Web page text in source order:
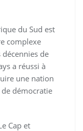
du Sud est
complexe
décennies de
a réussi à
une nation
démocratie
Cap et